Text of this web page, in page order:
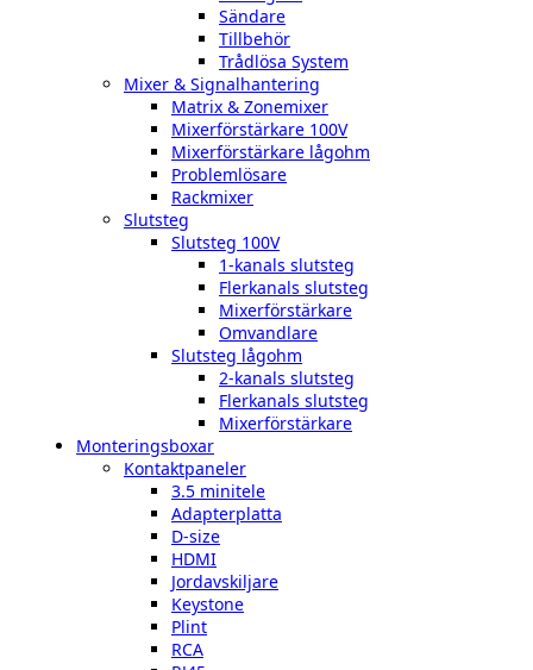
Sändare
Tillbehör
Trådlösa System
Mixer & Signalhantering
Matrix & Zonemixer
Mixerförstärkare 100V
Mixerförstärkare lågohm
Problemlösare
Rackmixer
Slutsteg
Slutsteg 100V
1-kanals slutsteg
Flerkanals slutsteg
Mixerförstärkare
Omvandlare
Slutsteg lågohm
2-kanals slutsteg
Flerkanals slutsteg
Mixerförstärkare
Monteringsboxar
Kontaktpaneler
3.5 minitele
Adapterplatta
D-size
HDMI
Jordavskiljare
Keystone
Plint
RCA